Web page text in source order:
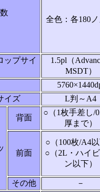
全色：各180
ップサイ
1.5pl（
MSDT）
イズ L判～A4
背面
○（1枚手差し/
厚まで）
前面
○（100枚/A4以
○（2L・ハイ
ン以下）
その他
－